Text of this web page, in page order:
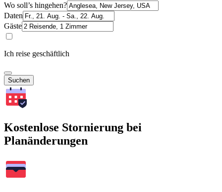
Wo soll’s hingehen?
Daten
Gäste
Ich reise geschäftlich
Suchen
Kostenlose Stornierung bei
Planänderungen